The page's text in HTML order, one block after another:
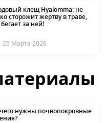
клещ Hyalomma: не
сторожит жертву в траве,
за ней!
25 Марта 2026
нужны почвопокровные